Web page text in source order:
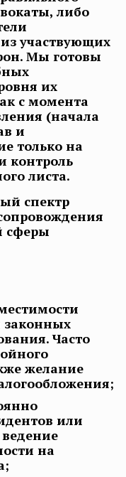
либо
участвующих
Мы готовы
их
с момента
(начала
и
только на
контроль
листа.
спектр
сферы
Часто
желание
или
на